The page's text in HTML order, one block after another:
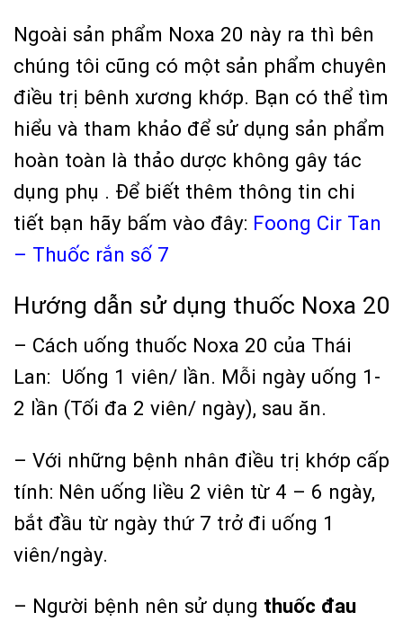
Ngoài sản phẩm Noxa 20 này ra thì bên
chúng tôi cũng có một sản phẩm chuyên
điều trị bênh xương khớp. Bạn có thể tìm
hiểu và tham khảo để sử dụng sản phẩm
hoàn toàn là thảo dược không gây tác
dụng phụ . Để biết thêm thông tin chi
tiết bạn hãy bấm vào đây: Foong Cir Tan
– Thuốc rắn số 7
Hướng dẫn sử dụng thuốc Noxa 20
– Cách uống thuốc Noxa 20 của Thái
Lan: Uống 1 viên/ lần. Mỗi ngày uống 1-
2 lần (Tối đa 2 viên/ ngày), sau ăn.
– Với những bệnh nhân điều trị khớp cấp
tính: Nên uống liều 2 viên từ 4 – 6 ngày,
bắt đầu từ ngày thứ 7 trở đi uống 1
viên/ngày.
– Người bệnh nên sử dụng thuốc đau